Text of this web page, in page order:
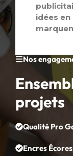
Nos
projets
Qualité Pro
Encres
idées